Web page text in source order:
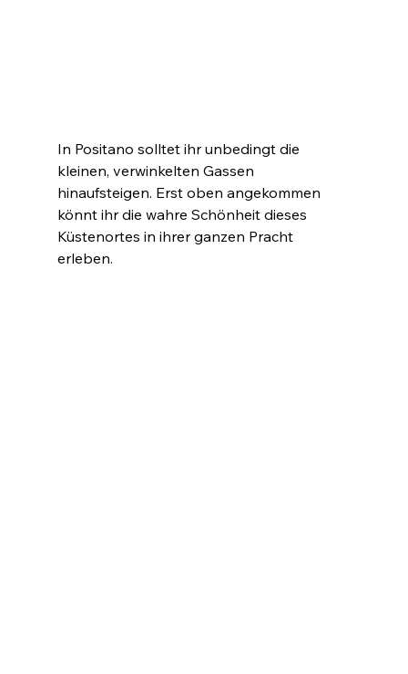
In Positano solltet ihr unbedingt die
kleinen, verwinkelten Gassen
hinaufsteigen. Erst oben angekommen
könnt ihr die wahre Schönheit dieses
Küstenortes in ihrer ganzen Pracht
erleben.